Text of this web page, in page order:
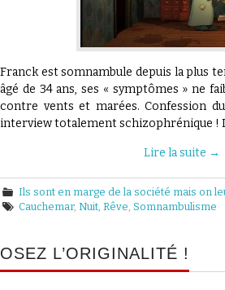
QU’EST CE
QUE THE
DOCTOR
PAPER ?
Franck est somnambule depuis la plus
âgé de 34 ans, ses « symptômes » ne
contre vents et marées. Confession
interview totalement schizophrénique !
Lire la suite →
Ils sont en marge de la société mais on
Cauchemar,Nuit,Rêve,Somnambulisme
OSEZ L’ORIGINALITÉ !